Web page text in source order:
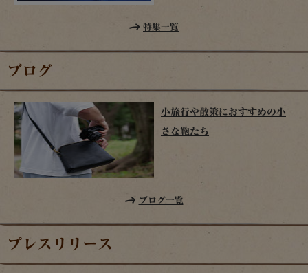
特集一覧
ブログ
小旅行や散策におすすめの小
さな鞄たち
ブログ一覧
プレスリリース